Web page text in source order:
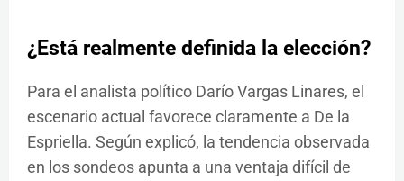
¿Está realmente definida la elección?
Para el analista político Darío Vargas Linares, el
escenario actual favorece claramente a De la
Espriella. Según explicó, la tendencia observada
en los sondeos apunta a una ventaja difícil de